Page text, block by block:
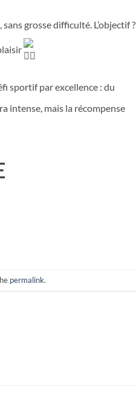
grosse difficulté. L’objectif ?
par excellence : du
intense, mais la récompense
permalink.